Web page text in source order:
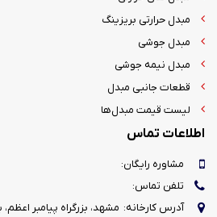
مبدل حرارتی بریزینگ
مبدل جوشی
مبدل نیمه جوشی
قطعات جانبی مبدل
لیست قیمت مبدل‌ها
اطلاعات تماس
مشاوره رایگان:
تلفن تماس:
آدرس کارخانه: